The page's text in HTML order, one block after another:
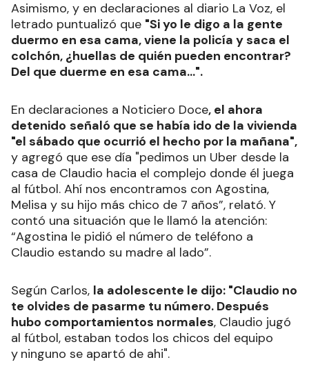
Asimismo, y en declaraciones al diario La Voz, el
letrado puntualizó que "Si yo le digo a la gente
duermo en esa cama, viene la policía y saca el
colchón, ¿huellas de quién pueden encontrar?
Del que duerme en esa cama...".
En declaraciones a Noticiero Doce, el ahora
detenido señaló que se había ido de la vivienda
"el sábado que ocurrió el hecho por la mañana",
y agregó que ese día "pedimos un Uber desde la
casa de Claudio hacia el complejo donde él juega
al fútbol. Ahí nos encontramos con Agostina,
Melisa y su hijo más chico de 7 años”, relató. Y
contó una situación que le llamó la atención:
“Agostina le pidió el número de teléfono a
Claudio estando su madre al lado”.
Según Carlos, la adolescente le dijo: "Claudio no
te olvides de pasarme tu número. Después
hubo comportamientos normales, Claudio jugó
al fútbol, estaban todos los chicos del equipo
y ninguno se apartó de ahi".